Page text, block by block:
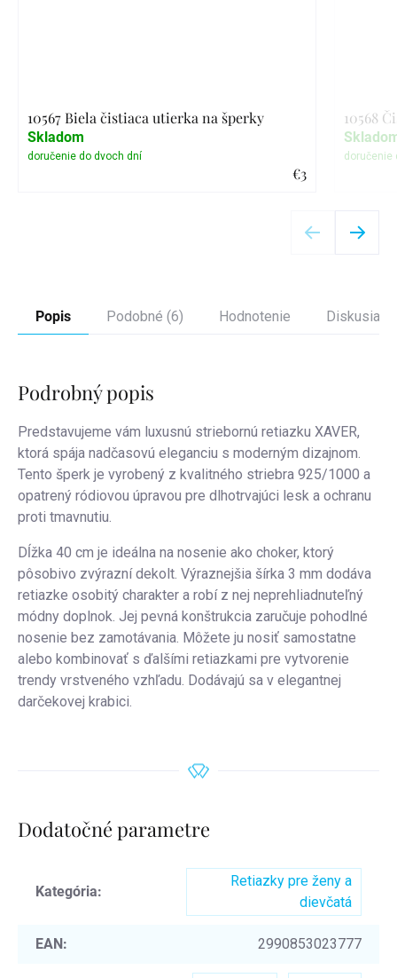
10567 Biela čistiaca utierka na šperky
€3
Skladom
10568
Popis Podobné (6) Hodnotenie Diskusia
Podrobný popis
Predstavujeme vám luxusnú striebornú retiazku XAVER,
ktorá spája nadčasovú eleganciu s moderným dizajnom.
Tento šperk je vyrobený z kvalitného striebra 925/1000 a
opatrený ródiovou úpravou pre dlhotrvajúci lesk a ochranu
proti tmavnutiu.
Dĺžka 40 cm je ideálna na nosenie ako choker, ktorý
pôsobivo zvýrazní dekolt. Výraznejšia šírka 3 mm dodáva
retiazke osobitý charakter a robí z nej neprehliadnuteľný
módny doplnok. Jej pevná konštrukcia zaručuje pohodlné
nosenie bez zamotávania. Môžete ju nosiť samostatne
alebo kombinovať s ďalšími retiazkami pre vytvorenie
trendy vrstveného vzhľadu. Dodávajú sa v elegantnej
darčekovej krabici.
Dodatočné parametre
Kategória:
Retiazky pre ženy a
dievčatá
EAN: 2990853023777